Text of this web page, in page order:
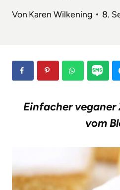
Von Karen Wilkening 8.
Einfacher
vom